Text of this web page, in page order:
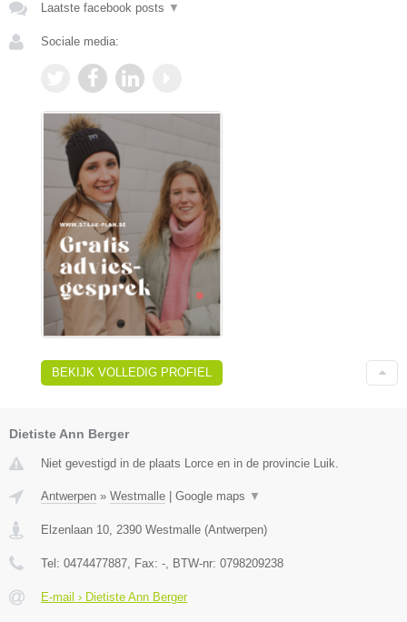
Laatste facebook posts ▼
Sociale media:
BEKIJK VOLLEDIG PROFIEL
Dietiste Ann Berger
Niet gevestigd in de plaats Lorce en in de provincie Luik.
Antwerpen » Westmalle | Google maps ▼
Elzenlaan 10 2390 Westmalle (Antwerpen)
Tel: 0474477887 , Fax: - , BTW-nr: 0798209238
E-mail › Dietiste Ann Berger